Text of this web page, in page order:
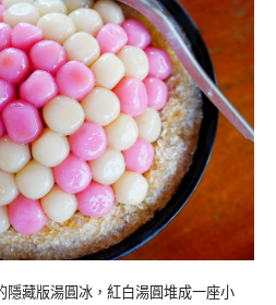
隱藏版湯圓冰，紅白湯圓堆成一座小